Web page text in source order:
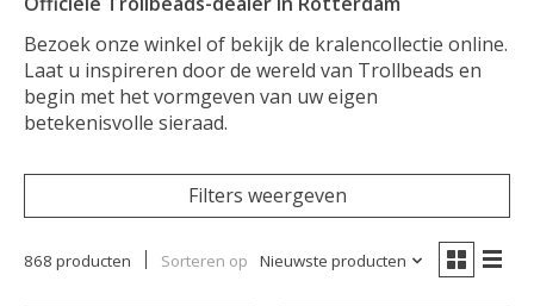
Bezoek onze winkel of bekijk de kralencollectie online.
Laat u inspireren door de wereld van Trollbeads en
begin met het vormgeven van uw eigen
betekenisvolle sieraad.
Filters weergeven
868 producten Sorteren op Nieuwste producten